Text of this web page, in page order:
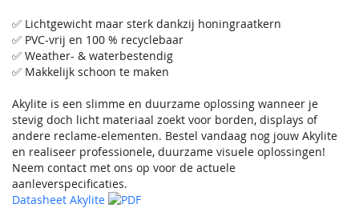
✅ Lichtgewicht maar sterk dankzij honingraatkern
✅ PVC-vrij en 100 % recyclebaar
✅ Weather- & waterbestendig
✅ Makkelijk schoon te maken
Akylite is een slimme en duurzame oplossing wanneer je
stevig doch licht materiaal zoekt voor borden, displays of
andere reclame-elementen. Bestel vandaag nog jouw Akylite
en realiseer professionele, duurzame visuele oplossingen!
Neem contact met ons op voor de actuele
aanleverspecificaties.
Datasheet Akylite